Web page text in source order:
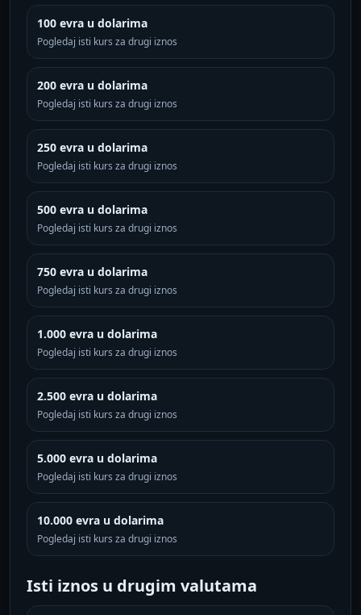
100 evra u dolarima
Pogledaj isti kurs za drugi iznos
200 evra u dolarima
Pogledaj isti kurs za drugi iznos
250 evra u dolarima
Pogledaj isti kurs za drugi iznos
500 evra u dolarima
Pogledaj isti kurs za drugi iznos
750 evra u dolarima
Pogledaj isti kurs za drugi iznos
1.000 evra u dolarima
Pogledaj isti kurs za drugi iznos
2.500 evra u dolarima
Pogledaj isti kurs za drugi iznos
5.000 evra u dolarima
Pogledaj isti kurs za drugi iznos
10.000 evra u dolarima
Pogledaj isti kurs za drugi iznos
Isti iznos u drugim valutama